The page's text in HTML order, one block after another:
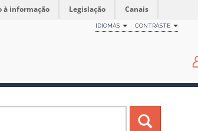
à informação Legislação Canais
IDIOMAS CONTRASTE